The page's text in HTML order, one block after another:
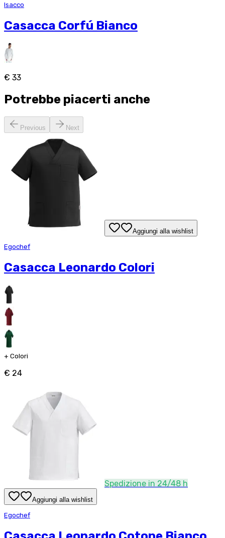
Isacco
Casacca Corfú Bianco
€ 33
Potrebbe piacerti anche
Previous Next
Aggiungi alla wishlist
Egochef
Casacca Leonardo Colori
+ Colori
€ 24
Spedizione in 24/48 h
Aggiungi alla wishlist
Egochef